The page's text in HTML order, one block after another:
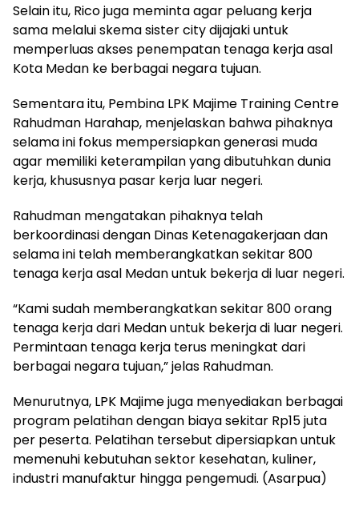
Selain itu, Rico juga meminta agar peluang kerja
sama melalui skema sister city dijajaki untuk
memperluas akses penempatan tenaga kerja asal
Kota Medan ke berbagai negara tujuan.
Sementara itu, Pembina LPK Majime Training Centre
Rahudman Harahap, menjelaskan bahwa pihaknya
selama ini fokus mempersiapkan generasi muda
agar memiliki keterampilan yang dibutuhkan dunia
kerja, khususnya pasar kerja luar negeri.
Rahudman mengatakan pihaknya telah
berkoordinasi dengan Dinas Ketenagakerjaan dan
selama ini telah memberangkatkan sekitar 800
tenaga kerja asal Medan untuk bekerja di luar negeri.
“Kami sudah memberangkatkan sekitar 800 orang
tenaga kerja dari Medan untuk bekerja di luar negeri.
Permintaan tenaga kerja terus meningkat dari
berbagai negara tujuan,” jelas Rahudman.
Menurutnya, LPK Majime juga menyediakan berbagai
program pelatihan dengan biaya sekitar Rp15 juta
per peserta. Pelatihan tersebut dipersiapkan untuk
memenuhi kebutuhan sektor kesehatan, kuliner,
industri manufaktur hingga pengemudi. (Asarpua)